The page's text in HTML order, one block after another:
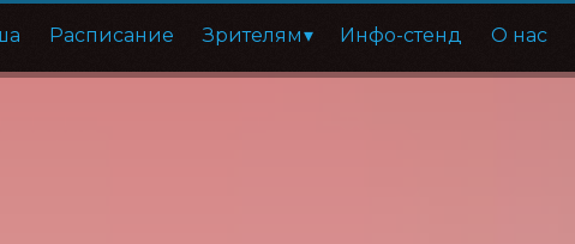
Расписание Зрителям Инфо-стенд О нас